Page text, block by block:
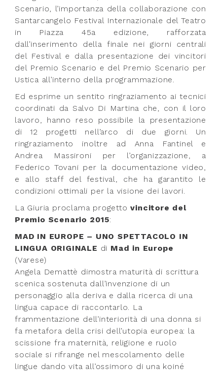
Scenario, l’importanza della collaborazione con
Santarcangelo Festival Internazionale del Teatro
in Piazza 45a edizione, rafforzata
dall’inserimento della finale nei giorni centrali
del Festival e dalla presentazione dei vincitori
del Premio Scenario e del Premio Scenario per
Ustica all’interno della programmazione.
Ed esprime un sentito ringraziamento ai tecnici
coordinati da Salvo Di Martina che, con il loro
lavoro, hanno reso possibile la presentazione
di 12 progetti nell’arco di due giorni. Un
ringraziamento inoltre ad Anna Fantinel e
Andrea Massironi per l’organizzazione, a
Federico Tovani per la documentazione video,
e allo staff del festival, che ha garantito le
condizioni ottimali per la visione dei lavori.
La Giuria proclama progettovincitore del
Premio Scenario 2015:
MAD IN EUROPE – UNO SPETTACOLO IN
LINGUA ORIGINALE di Mad in Europe
(Varese)
Angela Demattè dimostra maturità di scrittura
scenica sostenuta dall’invenzione di un
personaggio alla deriva e dalla ricerca di una
lingua capace di raccontarlo. La
frammentazione dell’interiorità di una donna si
fa metafora della crisi dell’utopia europea: la
scissione fra maternità, religione e ruolo
sociale si rifrange nel mescolamento delle
lingue dando vita all’ossimoro di una koiné